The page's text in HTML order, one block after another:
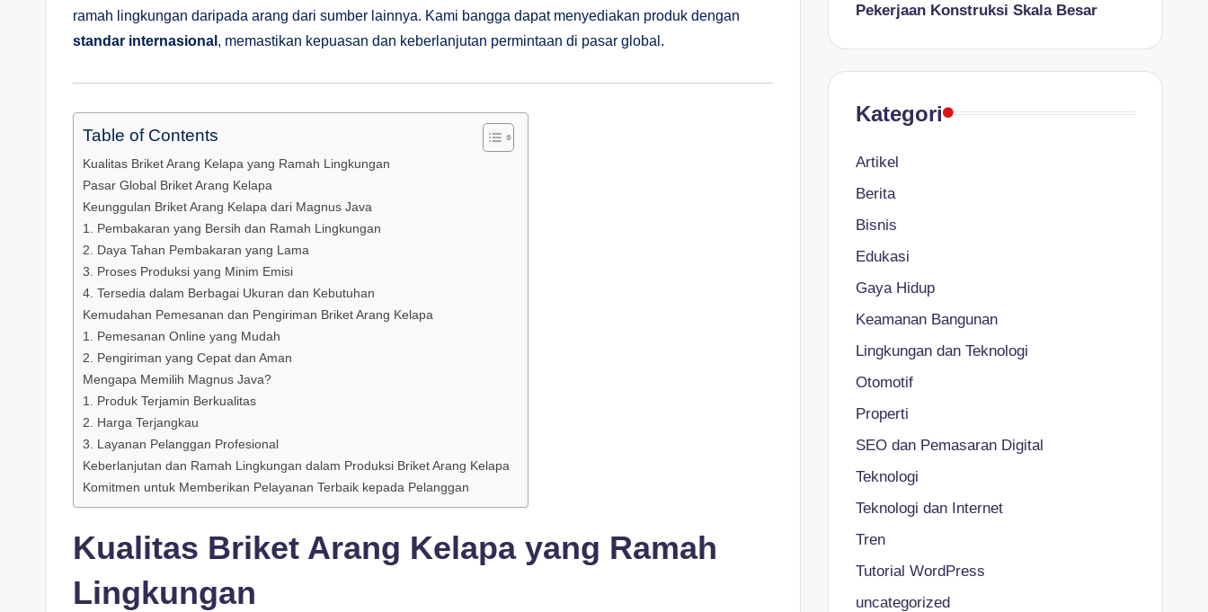
ramah lingkungan daripada arang dari sumber lainnya. Kami bangga dapat menyediakan produk dengan
standar internasional , memastikan kepuasan dan keberlanjutan permintaan di pasar global.
Table of Contents
Kualitas Briket Arang Kelapa yang Ramah Lingkungan
Pasar Global Briket Arang Kelapa
Keunggulan Briket Arang Kelapa dari Magnus Java
1. Pembakaran yang Bersih dan Ramah Lingkungan
2. Daya Tahan Pembakaran yang Lama
3. Proses Produksi yang Minim Emisi
4. Tersedia dalam Berbagai Ukuran dan Kebutuhan
Kemudahan Pemesanan dan Pengiriman Briket Arang Kelapa
1. Pemesanan Online yang Mudah
2. Pengiriman yang Cepat dan Aman
Mengapa Memilih Magnus Java?
1. Produk Terjamin Berkualitas
2. Harga Terjangkau
3. Layanan Pelanggan Profesional
Keberlanjutan dan Ramah Lingkungan dalam Produksi Briket Arang Kelapa
Komitmen untuk Memberikan Pelayanan Terbaik kepada Pelanggan
Kualitas Briket Arang Kelapa yang Ramah
Lingkungan
Pekerjaan Konstruksi Skala Besar
Kategori
Artikel
Berita
Bisnis
Edukasi
Gaya Hidup
Keamanan Bangunan
Lingkungan dan Teknologi
Otomotif
Properti
SEO dan Pemasaran Digital
Teknologi
Teknologi dan Internet
Tren
Tutorial WordPress
uncategorized